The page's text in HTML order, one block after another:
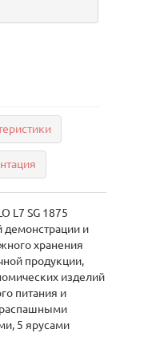
L7 SG 1875
демонстрации и
хранения
продукции,
изделий
питания и
5 ярусами